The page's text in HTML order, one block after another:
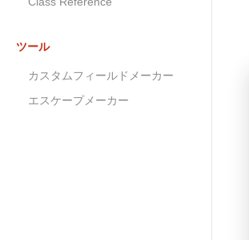
ツール
カスタムフィールドメーカー
エスケープメーカー